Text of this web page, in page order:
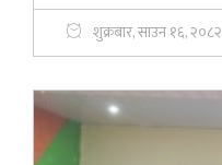
शुक्रबार, साउन १६, २०८२